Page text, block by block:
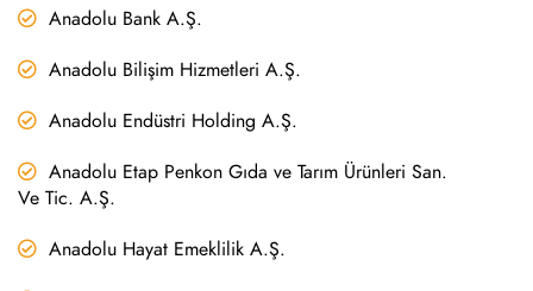
Anadolu Bank A.Ş.
Anadolu Bilişim Hizmetleri A.Ş.
Anadolu Endüstri Holding A.Ş.
Anadolu Etap Penkon Gıda ve Tarım Ürünleri San.
Ve Tic. A.Ş.
Anadolu Hayat Emeklilik A.Ş.